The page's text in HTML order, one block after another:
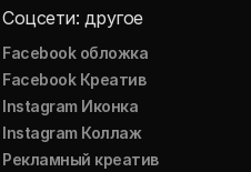
Соцсети: другое
Facebook обложка
Facebook Креатив
Instagram Иконка
Instagram Коллаж
Рекламный креатив